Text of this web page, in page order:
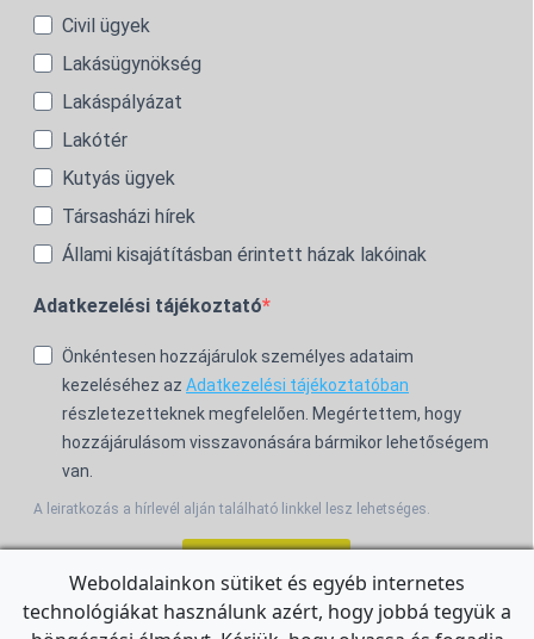
Civil ügyek
Lakásügynökség
Lakáspályázat
Lakótér
Kutyás ügyek
Társasházi hírek
Állami kisajátításban érintett házak lakóinak
Adatkezelési tájékoztató
Önkéntesen hozzájárulok személyes adataim
kezeléséhez az Adatkezelési tájékoztatóban
részletezetteknek megfelelően. Megértettem, hogy
hozzájárulásom visszavonására bármikor lehetőségem
van.
A leiratkozás a hírlevél alján található linkkel lesz lehetséges.
For the English Newsletter, clickHERE.
Weboldalainkon sütiket és egyéb internetes
technológiákat használunk azért, hogy jobbá tegyük a